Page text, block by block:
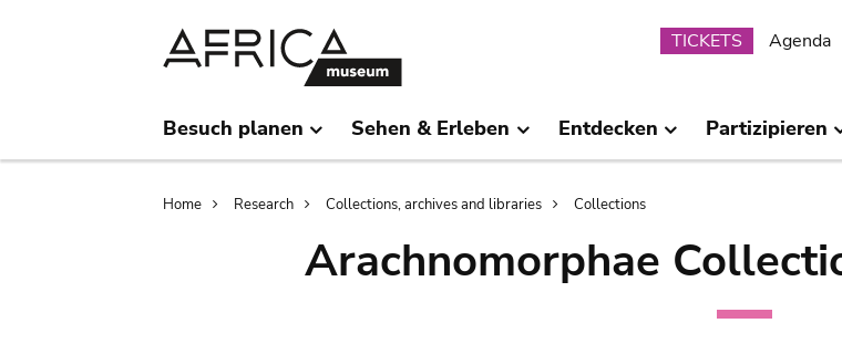
Submenu
TICKETS Agenda
Besuch planen Sehen & Erleben Entdecken Partizipieren
Breadcrumb
Home Research Collections, archives and libraries Collections
Arachnomorphae